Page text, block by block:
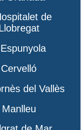
de
Cervelló
del Vallès
Manlleu